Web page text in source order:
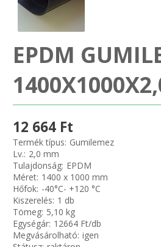
KOMPRESSZOR-SZIVATTYÚ TÖMÍTÉS
O-GYŰRŰ
EPDM
12 664 Ft
Termék típus: Gumilemez
Lv.: 2,0 mm
Tulajdonság: EPDM
Méret: 1400 x 1000 mm
Hőfok: -40°C- +120 °C
Kiszerelés: 1 db
Tömeg: 5,10 kg
Egységár: 12664 Ft/db
Megvásárolható: igen